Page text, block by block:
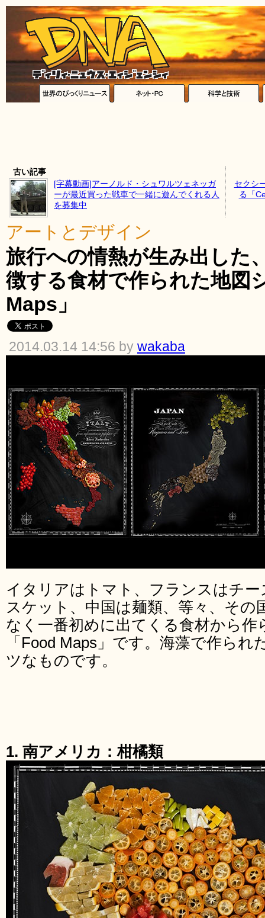
古い記事
[字幕動画]アーノルド・シュワルツェネッガ
ーが最近買った戦車で一緒に遊んでくれる人
を募集中
セクシ
る「
アートとデザイン
旅行への情熱が生み出した
徴する食材で作られた地図
Maps」
2014.03.14 14:56 by wakaba
イタリアはトマト、フランスはチ
スケット、中国は麺類、等々、その
なく一番初めに出てくる食材から作
「Food Maps」です。海藻で作ら
ツなものです。
1. 南アメリカ：柑橘類